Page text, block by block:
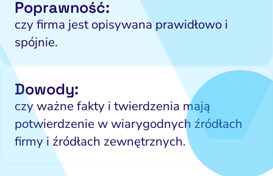
Poprawność:
czy firma jest opisywana prawidłowo i
spójnie.
Dowody:
czy ważne fakty i twierdzenia mają
potwierdzenie w wiarygodnych źródłach
firmy i źródłach zewnętrznych.